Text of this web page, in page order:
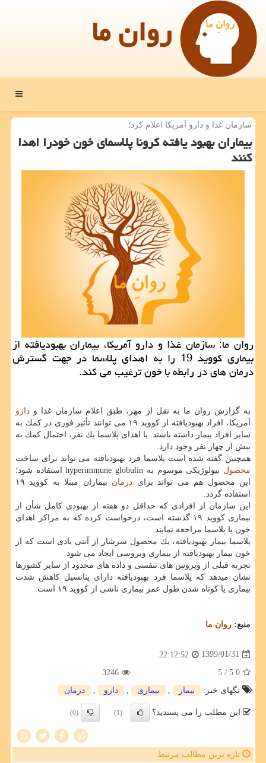
روان ما
منو
سازمان غذا و دارو آمریكا اعلام كرد؛
بیماران بهبود یافته كرونا پلاسمای خون خودرا اهدا
كنند
روان ما: سازمان غذا و دارو آمریكا، بیماران بهبودیافته از
بیماری كووید 19 را به اهدای پلاسما در جهت گسترش
درمان های در رابطه با خون ترغیب می كند.
به گزارش روان ما به نقل از مهر، طبق اعلام سازمان غذا و دارو
آمریكا، افراد بهبودیافته از كووید ۱۹ می توانند تأثیر فوری در كمك به
سایر افراد بیمار داشته باشند. با اهدای پلاسما یك نفر، احتمال كمك به
بیش از چهار نفر وجود دارد.
همچنین گفته شده است پلاسما فرد بهبودیافته می تواند برای ساخت
محصول
بیولوژیكی موسوم به hyperimmune globulin استفاده شود؛
این محصول هم می تواند برای درمان
بیماران مبتلا به كووید ۱۹
استفاده گردد.
این سازمان از افرادی كه حداقل دو هفته از بهبودی كامل شأن از
بیماری كووید ۱۹ گذشته است، درخواست كرده كه به مراكز اهدای
خون یا پلاسما مراجعه نمایند.
پلاسما بیمار بهبودیافته، یك محصول سرشار از آنتی بادی است كه از
خون بیمار بهبودیافته از بیماری ویروسی ایجاد می شود.
تجربه قبلی از ویروس های تنفسی و داده های محدود از سایر كشورها
نشان میدهد كه پلاسما فرد بهبودیافته دارای پتانسیل كاهش شدت
بیماری یا كوتاه شدن طول عمر بیماری ناشی از كووید ۱۹ است.
منبع: روان ما
1399/01/31
22:12:52
5.0
/ 5
3246
تگهای خبر:
بیمار بیماری دارو درمان
این مطلب را می پسندید؟ (1)
(0)
تازه ترین مطالب مرتبط